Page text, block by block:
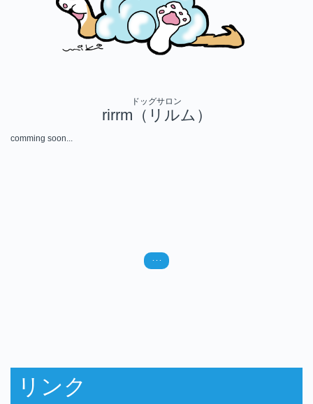
ドッグサロン
rirrm（リルム）
comming soon...
･･･
リンク